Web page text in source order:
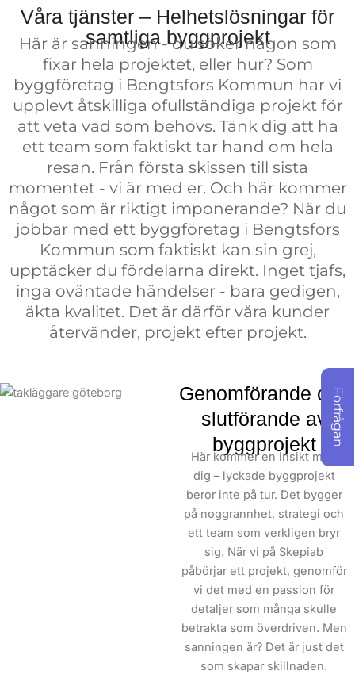
Efter lång tid i branschen
(och uppriktigt sagt,
mycket lärdomar) har vi
byggt mer än bara
byggnader – vi har
etablerat ett rykte som det
mest tillförlitliga
byggföretaget i Bengtsfors
Kommun. Våra
medarbetare och
projektledare? De tar den
extra milen. Vid varje.
Enda. Projekt.
Detta är det som gör oss
speciella: Vi betraktar ditt
projekt som ett hantverk,
möjligen kunde ta
Förfrågan
Våra tjänster – Helhetslösningar för
samtliga byggprojekt
Här är sanningen - du söker någon som
fixar hela projektet, eller hur? Som
byggföretag i Bengtsfors Kommun har vi
upplevt åtskilliga ofullständiga projekt för
att veta vad som behövs. Tänk dig att ha
ett team som faktiskt tar hand om hela
resan. Från första skissen till sista
momentet - vi är med er. Och här kommer
något som är riktigt imponerande? När du
jobbar med ett byggföretag i Bengtsfors
Kommun som faktiskt kan sin grej,
upptäcker du fördelarna direkt. Inget tjafs,
inga oväntade händelser - bara gedigen,
äkta kvalitet. Det är därför våra kunder
återvänder, projekt efter projekt.
Genomförande och
slutförande av
byggprojekt
Här kommer en insikt med
dig – lyckade byggprojekt
beror inte på tur. Det bygger
på noggrannhet, strategi och
ett team som verkligen bryr
sig. När vi på Skepiab
påbörjar ett projekt, genomför
vi det med en passion för
detaljer som många skulle
betrakta som överdriven. Men
sanningen är? Det är just det
som skapar skillnaden.